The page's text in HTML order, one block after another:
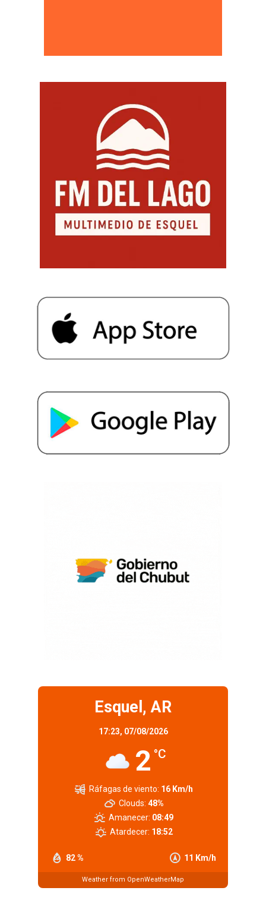
Esquel, AR
17:23, 07/08/2026
2 °C
82 % 11 Km/h
Ráfagas de viento: 16 Km/h
Clouds: 48%
Amanecer: 08:49
Atardecer: 18:52
Weather from OpenWeatherMap